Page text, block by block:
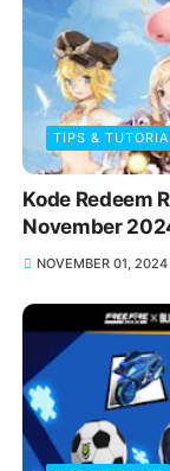
TIPS &
Kode Redeem
November
NOVEMBER 01, 2024